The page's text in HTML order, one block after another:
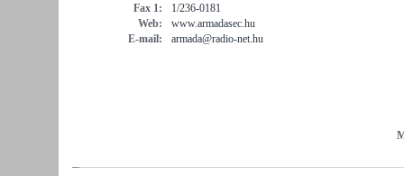
Fax 1:
1/236-0181
Web:
www.armadasec.hu
E-mail:
armada@radio-net.hu